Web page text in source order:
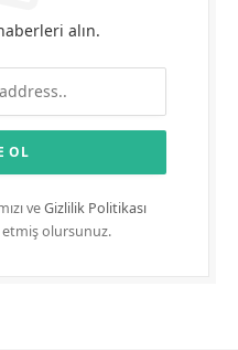
alın.
veGizlilik Politikası
olursunuz.